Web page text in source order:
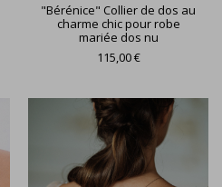
"Bérénice" Collier de dos au
charme chic pour robe
mariée dos nu
115,00 €